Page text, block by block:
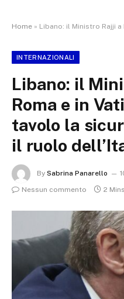
Home » Libano: il Ministro Rajji a Roma e in
INTERNAZIONALI
Libano: il
Roma e in
tavolo la
il ruolo
By Sabrina Panarello
Nessun commento
2